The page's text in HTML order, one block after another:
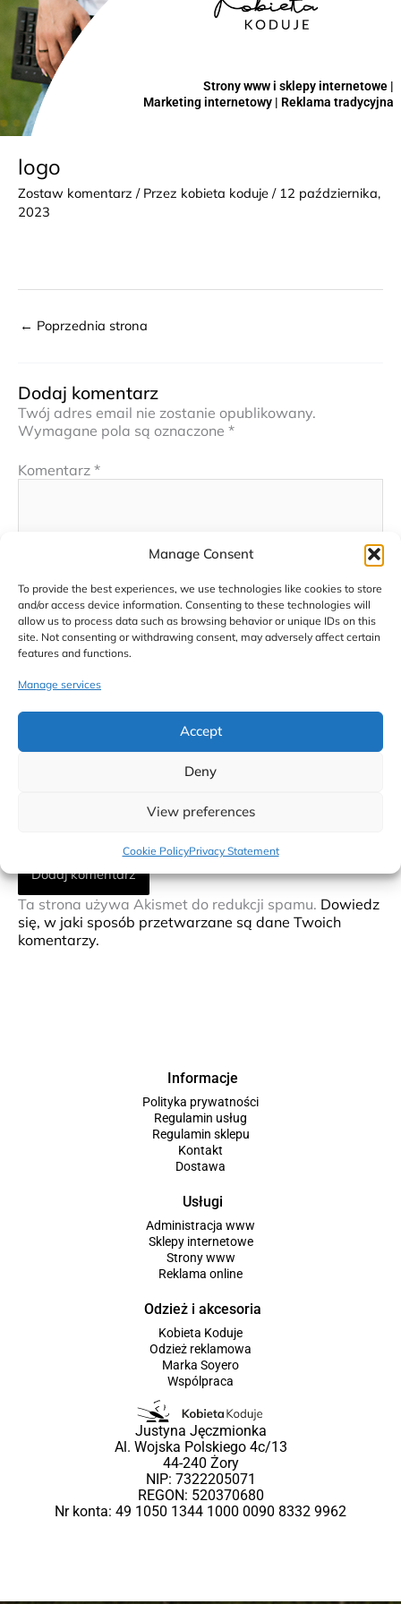
Manage Consent
To provide the best experiences, we use technologies like cookies to store
and/or access device information. Consenting to these technologies will
allow us to process data such as browsing behavior or unique IDs on this
site. Not consenting or withdrawing consent, may adversely affect certain
features and functions.
Manage services
Accept
Deny
View preferences
Cookie PolicyPrivacy Statement
Strony www i sklepy internetowe |
Marketing internetowy | Reklama tradycyjna
logo
Zostaw komentarz / Przez kobieta koduje / 12 października,
2023
← Poprzednia strona
Dodaj komentarz
Twój adres email nie zostanie opublikowany.
Wymagane pola są oznaczone *
Komentarz *
Nazwa*
mail*
Ta strona używa Akismet do redukcji spamu. Dowiedz
się, w jaki sposób przetwarzane są dane Twoich
komentarzy.
Informacje
Polityka prywatności
Regulamin usług
Regulamin sklepu
Kontakt
Dostawa
Usługi
Administracja www
Sklepy internetowe
Strony www
Reklama online
Odzież i akcesoria
Kobieta Koduje
Odzież reklamowa
Marka Soyero
Wspólpraca
Justyna Jęczmionka
Al. Wojska Polskiego 4c/13
44-240 Żory
NIP: 7322205071
REGON: 520370680
Nr konta: 49 1050 1344 1000 0090 8332 9962